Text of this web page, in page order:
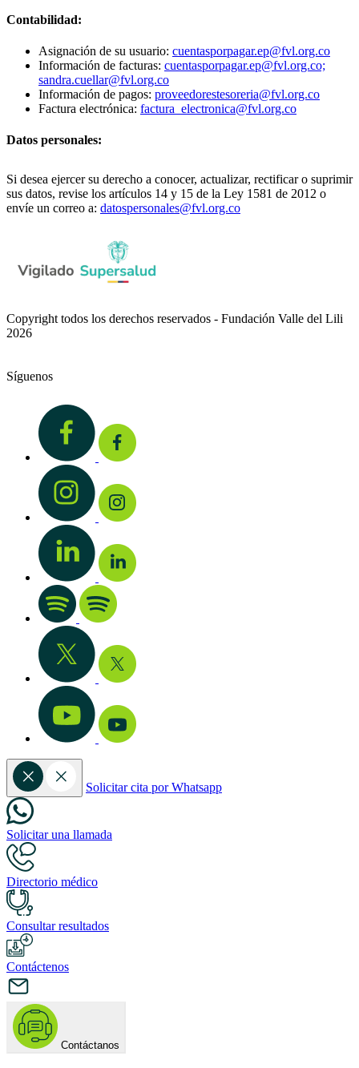
Contabilidad:
Asignación de su usuario: cuentasporpagar.ep@fvl.org.co
Información de facturas: cuentasporpagar.ep@fvl.org.co;
sandra.cuellar@fvl.org.co
Información de pagos: proveedorestesoreria@fvl.org.co
Factura electrónica: factura_electronica@fvl.org.co
Datos personales:
Si desea ejercer su derecho a conocer, actualizar, rectificar o suprimir
sus datos, revise los artículos 14 y 15 de la Ley 1581 de 2012 o
envíe un correo a: datospersonales@fvl.org.co
Copyright todos los derechos reservados - Fundación Valle del Lili
2026
Síguenos
Solicitar cita por Whatsapp
Solicitar una llamada
Directorio médico
Consultar resultados
Contáctenos
Contáctanos